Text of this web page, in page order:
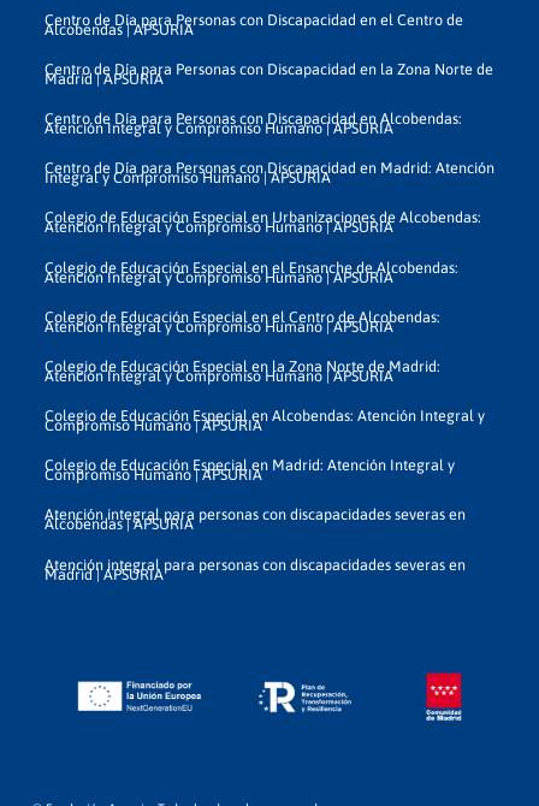
Centro de Día para Personas con Discapacidad en el Centro de
Alcobendas | APSURIA
Centro de Día para Personas con Discapacidad en la Zona Norte de
Madrid | APSURIA
Centro de Día para Personas con Discapacidad en Alcobendas:
Atención Integral y Compromiso Humano | APSURIA
Centro de Día para Personas con Discapacidad en Madrid: Atención
Integral y Compromiso Humano | APSURIA
Colegio de Educación Especial en Urbanizaciones de Alcobendas:
Atención Integral y Compromiso Humano | APSURIA
Colegio de Educación Especial en el Ensanche de Alcobendas:
Atención Integral y Compromiso Humano | APSURIA
Colegio de Educación Especial en el Centro de Alcobendas:
Atención Integral y Compromiso Humano | APSURIA
Colegio de Educación Especial en la Zona Norte de Madrid:
Atención Integral y Compromiso Humano | APSURIA
Colegio de Educación Especial en Alcobendas: Atención Integral y
Compromiso Humano | APSURIA
Colegio de Educación Especial en Madrid: Atención Integral y
Compromiso Humano | APSURIA
Atención integral para personas con discapacidades severas en
Alcobendas | APSURIA
Atención integral para personas con discapacidades severas en
Madrid | APSURIA